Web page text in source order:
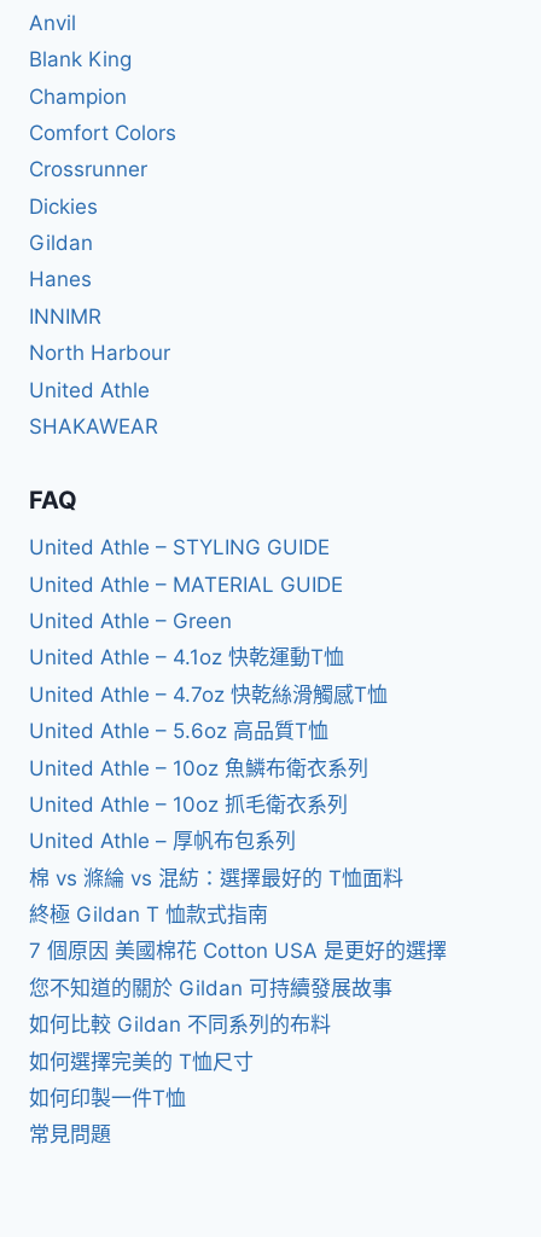
Anvil
Blank King
Champion
Comfort Colors
Crossrunner
Dickies
Gildan
Hanes
INNIMR
North Harbour
United Athle
SHAKAWEAR
FAQ
United Athle – STYLING GUIDE
United Athle – MATERIAL GUIDE
United Athle – Green
United Athle – 4.1oz 快乾運動T恤
United Athle – 4.7oz 快乾絲滑觸感T恤
United Athle – 5.6oz 高品質T恤
United Athle – 10oz 魚鱗布衛衣系列
United Athle – 10oz 抓毛衛衣系列
United Athle – 厚帆布包系列
棉 vs 滌綸 vs 混紡：選擇最好的 T恤面料
終極 Gildan T 恤款式指南
7 個原因 美國棉花 Cotton USA 是更好的選擇
您不知道的關於 Gildan 可持續發展故事
如何比較 Gildan 不同系列的布料
如何選擇完美的 T恤尺寸
如何印製一件T恤
常見問題